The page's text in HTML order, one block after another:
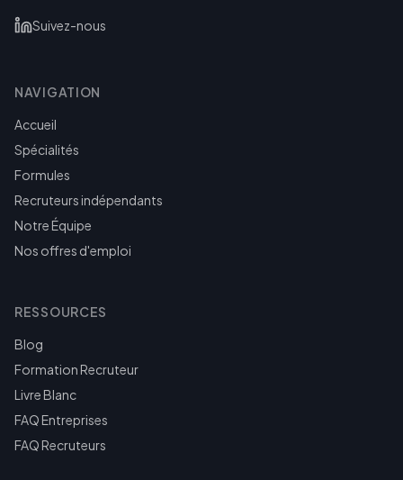
Suivez-nous
NAVIGATION
Accueil
Spécialités
Formules
Recruteurs indépendants
Notre Équipe
Nos offres d'emploi
RESSOURCES
Blog
Formation Recruteur
Livre Blanc
FAQ Entreprises
FAQ Recruteurs